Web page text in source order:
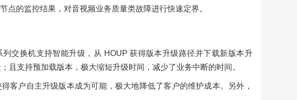
点的监控结果，对音视频业务质量类故障进行快速定界。
交换机支持智能升级，从 HOUP 获得版本升级路径并下载新版本升
且支持预加载版本，极大缩短升级时间，减少了业务中断的时间。
客户自主升级版本成为可能，极大地降低了客户的维护成本。另外，